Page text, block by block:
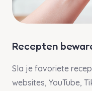
Recepten
Sla je favoriete
websites, YouTube,